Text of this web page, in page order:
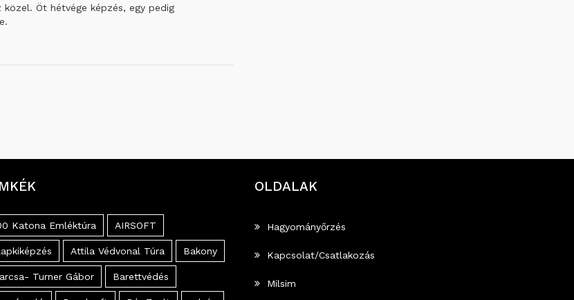
közel. Öt hétvége képzés, egy pedig
Katona Emléktúra AIRSOFT
Attila Védvonal Túra Bakony
Turner Gábor Barettvédés
OLDALAK
Hagyományőrzés
Kapcsolat/Csatlakozás
Milsim